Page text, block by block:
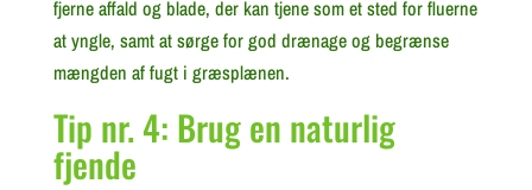
fjerne affald og blade, der kan tjene som et sted for fluerne
at yngle, samt at sørge for god drænage og begrænse
mængden af fugt i græsplænen.
Tip nr. 4: Brug en naturlig
fjende